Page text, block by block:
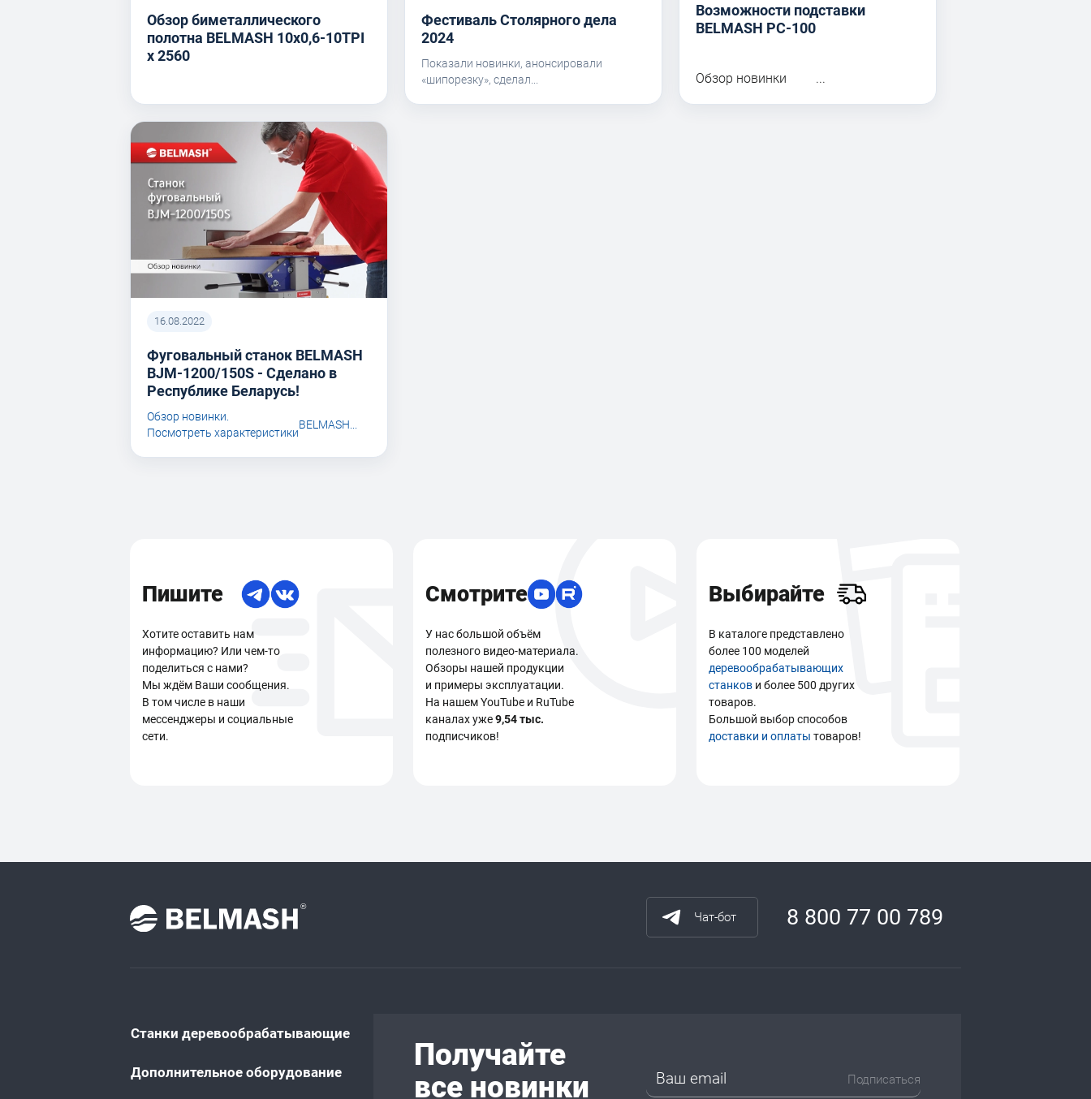
Обзор биметаллического
полотна BELMASH 10x0,6-10TPI
x 2560
Фестиваль Столярного дела
2024
Показали новинки, анонсировали
«шипорезку», сделал...
Возможности подставки
BELMASH PC-100
Обзор новинки ...
16.08.2022
Фуговальный станок BELMASH
BJM-1200/150S - Сделано в
Республике Беларусь!
Обзор новинки.
Посмотреть характеристики
BELMASH...
Пишите
Хотите оставить нам
информацию? Или чем-то
поделиться с нами?
Мы ждём Ваши сообщения.
В том числе в наши
мессенджеры и социальные
сети.
Смотрите
У нас большой объём
полезного видео-материала.
Обзоры нашей продукции
и примеры эксплуатации.
На нашем YouTube и RuTube
каналах уже9,54 тыс.
подписчиков!
Выбирайте
В каталоге представлено
более 100 моделей
деревообрабатывающих
станкови более 500 других
товаров.
Большой выбор способов
доставки и оплаты товаров!
Чат-бот 8 800 77 00 789
Станки деревообрабатывающие
Дополнительное оборудование
Получайте
все новинки
Подписаться